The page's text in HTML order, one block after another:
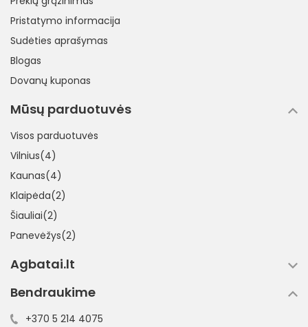
Pristatymo informacija
Sudėties aprašymas
Blogas
Dovanų kuponas
Mūsų parduotuvės
Visos parduotuvės
Vilnius(4)
Kaunas(4)
Klaipėda(2)
Šiauliai(2)
Panevėžys(2)
Agbatai.lt
Bendraukime
+370 5 214 4075